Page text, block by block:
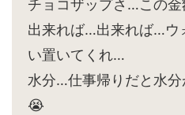
チョコザップさ…この
出来れば…出来れば…ウ
い置いてくれ…
水分…仕事帰りだと水
😭